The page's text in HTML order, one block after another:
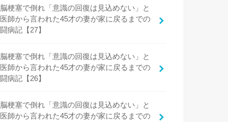
脳梗塞で倒れ「意識の回復は見込めない」と
医師から言われた45才の妻が家に戻るまでの
闘病記【27】
脳梗塞で倒れ「意識の回復は見込めない」と
医師から言われた45才の妻が家に戻るまでの
闘病記【26】
脳梗塞で倒れ「意識の回復は見込めない」と
医師から言われた45才の妻が家に戻るまでの